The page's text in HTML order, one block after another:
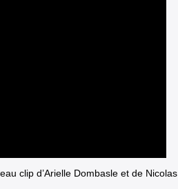
clip d’Arielle Dombasle et de Nicolas